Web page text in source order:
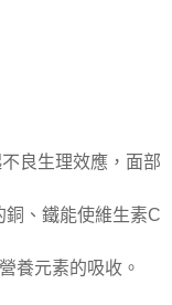
良生理效應，面部
、鐵能使維生素C
養元素的吸收。